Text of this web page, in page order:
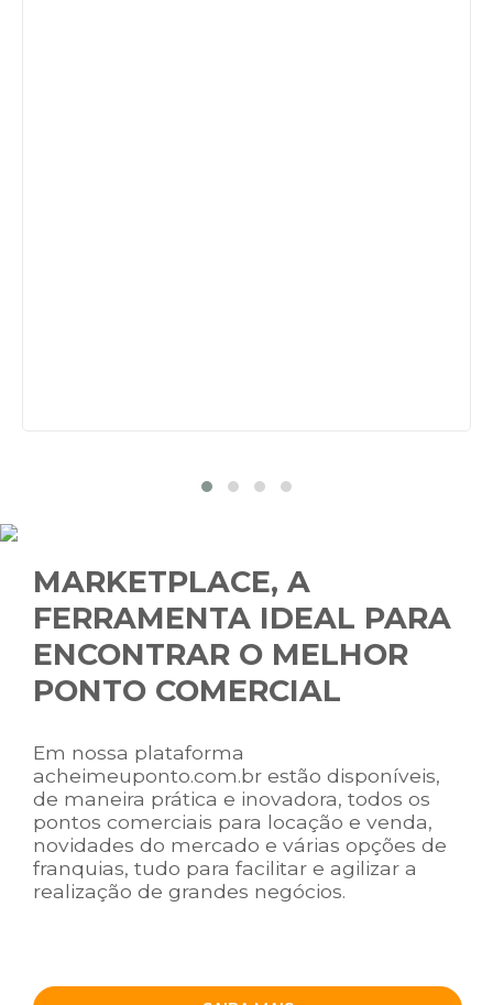
MARKETPLACE, A
FERRAMENTA IDEAL PARA
ENCONTRAR O MELHOR
PONTO COMERCIAL
Em nossa plataforma
acheimeuponto.com.br estão disponíveis,
de maneira prática e inovadora, todos os
pontos comerciais para locação e venda,
novidades do mercado e várias opções de
franquias, tudo para facilitar e agilizar a
realização de grandes negócios.